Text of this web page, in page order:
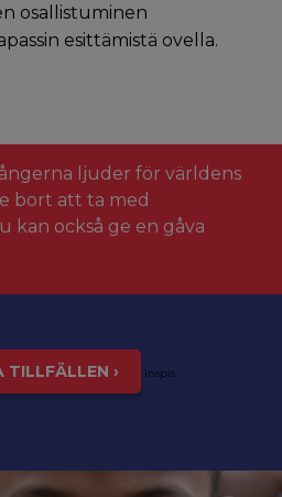
osallistuminen
esittämistä ovella.
ljuder för världens
bort att ta med
kan också ge en gåva
TILLFÄLLEN › inspis